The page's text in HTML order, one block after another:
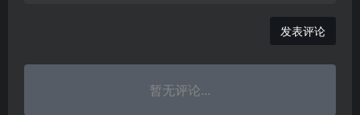
发表评论
暂无评论...